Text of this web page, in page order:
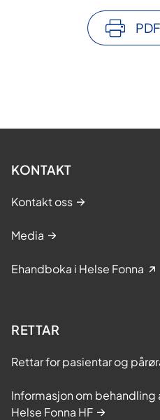
KONTAKT
Kontakt oss
Media
Ehandboka i Helse Fonna
RETTAR
Rettar for pasientar og
Informasjon om
Helse Fonna HF